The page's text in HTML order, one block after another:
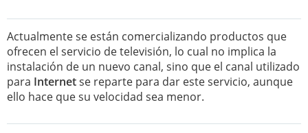
Actualmente se están comercializando productos que
ofrecen el servicio de televisión, lo cual no implica la
instalación de un nuevo canal, sino que el canal utilizado
para Internetse reparte para dar este servicio, aunque
ello hace que su velocidad sea menor.